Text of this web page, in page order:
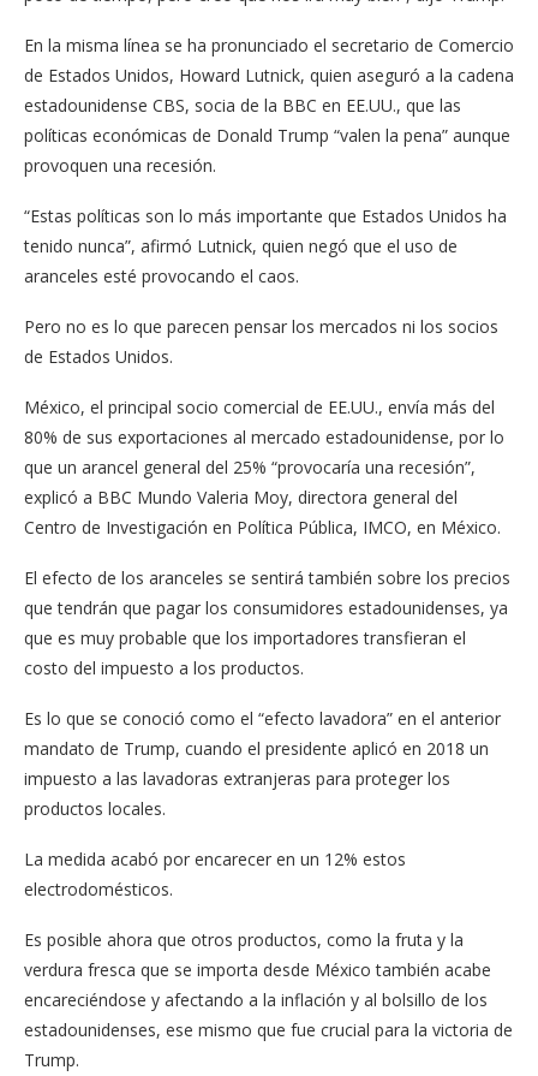
En la misma línea se ha pronunciado el secretario de Comercio
de Estados Unidos, Howard Lutnick, quien aseguró a la cadena
estadounidense CBS, socia de la BBC en EE.UU., que las
políticas económicas de Donald Trump “valen la pena” aunque
provoquen una recesión.
“Estas políticas son lo más importante que Estados Unidos ha
tenido nunca”, afirmó Lutnick, quien negó que el uso de
aranceles esté provocando el caos.
Pero no es lo que parecen pensar los mercados ni los socios
de Estados Unidos.
México, el principal socio comercial de EE.UU., envía más del
80% de sus exportaciones al mercado estadounidense, por lo
que un arancel general del 25% “provocaría una recesión”,
explicó a BBC Mundo Valeria Moy, directora general del
Centro de Investigación en Política Pública, IMCO, en México.
El efecto de los aranceles se sentirá también sobre los precios
que tendrán que pagar los consumidores estadounidenses, ya
que es muy probable que los importadores transfieran el
costo del impuesto a los productos.
Es lo que se conoció como el “efecto lavadora” en el anterior
mandato de Trump, cuando el presidente aplicó en 2018 un
impuesto a las lavadoras extranjeras para proteger los
productos locales.
La medida acabó por encarecer en un 12% estos
electrodomésticos.
Es posible ahora que otros productos, como la fruta y la
verdura fresca que se importa desde México también acabe
encareciéndose y afectando a la inflación y al bolsillo de los
estadounidenses, ese mismo que fue crucial para la victoria de
Trump.